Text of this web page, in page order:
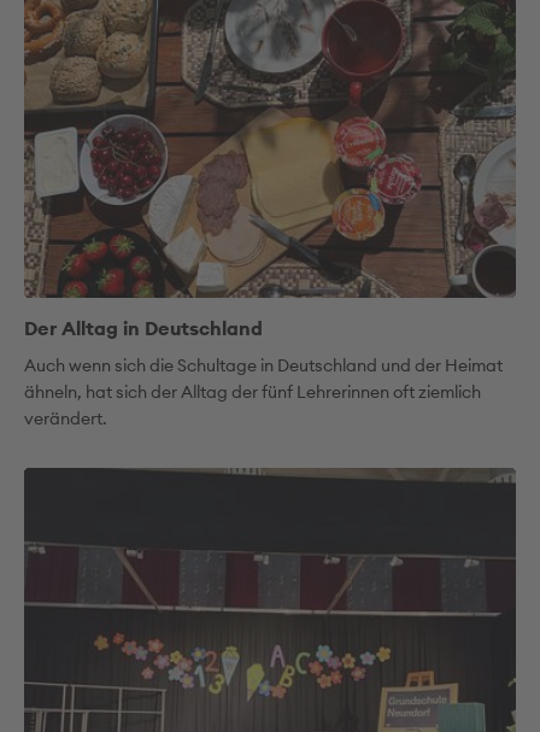
Der Alltag in Deutschland
Auch wenn sich die Schultage in Deutschland und der Heimat
ähneln, hat sich der Alltag der fünf Lehrerinnen oft ziemlich
verändert.